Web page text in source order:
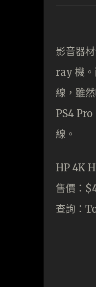
影音器
ray 機
線，雖
PS4 Pro
線。
HP 4K
售價：
查詢：